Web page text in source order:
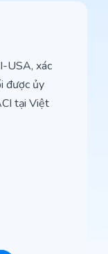
USA, xác
được ủy
tại Việt